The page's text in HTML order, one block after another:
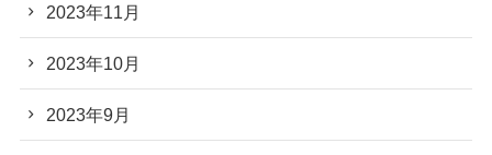
2023年11月
2023年10月
2023年9月